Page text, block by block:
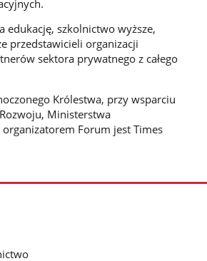
szkolnictwo wyższe,
przedstawicieli organizacji
sektora prywatnego z całego
Królestwa, przy wsparciu
Ministerstwa
Forum jest Times